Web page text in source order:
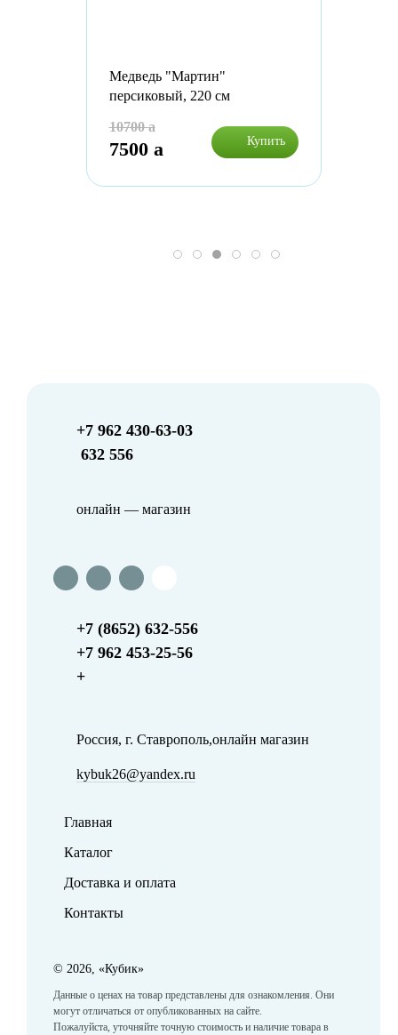
Медведь "Мартин"
персиковый, 220 см
10700a
7500 a Купить
+7 962 430-63-03
632 556
онлайн — магазин
+7 (8652) 632-556
+7 962 453-25-56
+
Россия, г. Ставрополь,онлайн магазин
kybuk26@yandex.ru
Главная
Каталог
Доставка и оплата
Контакты
© 2026, «Кубик»
Данные о ценах на товар представлены для ознакомления. Они
могут отличаться от опубликованных на сайте.
Пожалуйста, уточняйте точную стоимость и наличие товара в